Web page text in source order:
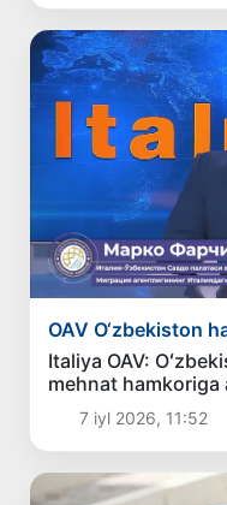
OAV O‘zbеkiston
Italiya OAV:
mehnat hamkoriga
7 iyl 2026, 11:52